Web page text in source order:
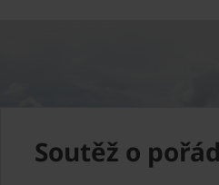
Soutěž o